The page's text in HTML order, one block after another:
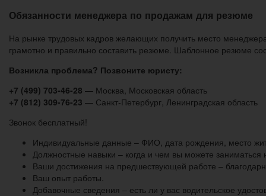
Обязанности менеджера по продажам для резюме
На рынке трудовых кадров желающих получить место
грамотно и правильно составить резюме. Шаблонное резюме
Возникла проблема? Позвоните юристу:
+7 (499) 703-46-28 — Москва, Московская область
+7 (812) 309-76-23 — Санкт-Петербург, Ленинградская область
Звонок бесплатный!
Индивидуальные данные – ФИО, дата рождения, место
Должностные навыки – когда и чем вы можете
Ваши достижения на предшествующей работе –
Ваш опыт работы.
Добавочные сведения – есть ли у вас водительское